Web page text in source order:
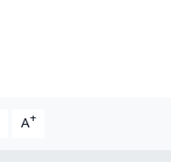
A+